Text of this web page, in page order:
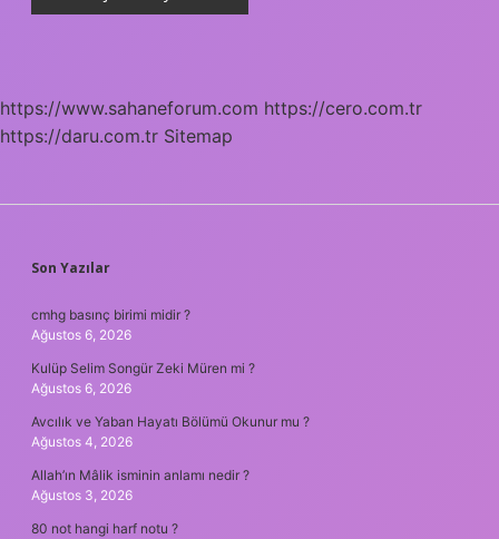
https://www.sahaneforum.com https://cero.com.tr
https://daru.com.tr Sitemap
SIDEBAR
Son Yazılar
cmhg basınç birimi midir ?
Ağustos 6, 2026
Kulüp Selim Songür Zeki Müren mi ?
Ağustos 6, 2026
Avcılık ve Yaban Hayatı Bölümü Okunur mu ?
Ağustos 4, 2026
Allah’ın Mâlik isminin anlamı nedir ?
Ağustos 3, 2026
80 not hangi harf notu ?